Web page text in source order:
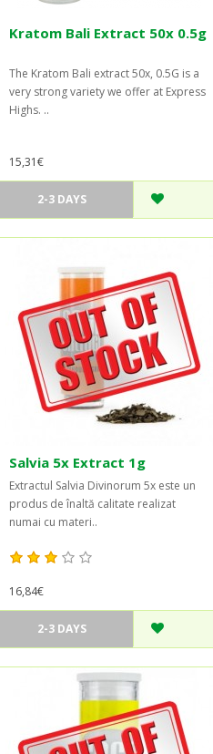
Kratom Bali Extract 50x 0.5g
The Kratom Bali extract 50x, 0.5G is a
very strong variety we offer at Express
Highs. ..
15,31€
2-3 DAYS
Salvia 5x Extract 1g
Extractul Salvia Divinorum 5x este un
produs de înaltă calitate realizat
numai cu materi..
16,84€
2-3 DAYS